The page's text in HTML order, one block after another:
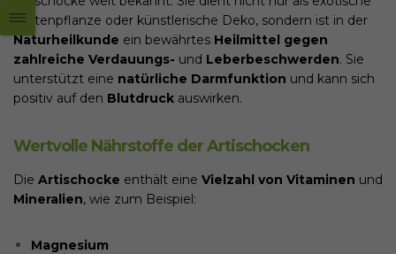
Gartenpflanze oder künstlerische Deko, sondern ist in der
Naturheilkunde ein bewährtes Heilmittel gegen
zahlreiche Verdauungs- und Leberbeschwerden. Sie
unterstützt eine natürliche Darmfunktion und kann sich
positiv auf den Blutdruck auswirken.
Wertvolle Nährstoffe der Artischocken
Die Artischocke enthält eine Vielzahl von Vitaminen und
Mineralien, wie zum Beispiel:
Magnesium